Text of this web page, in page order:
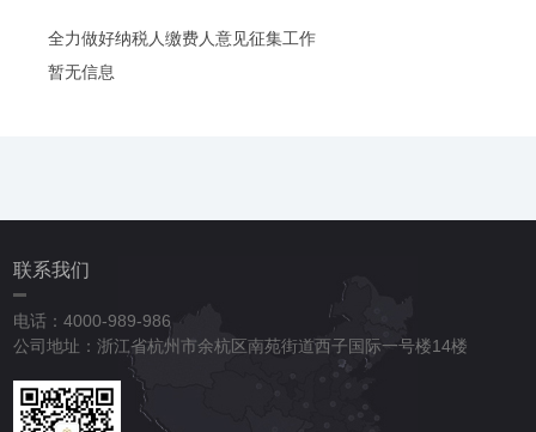
全力做好纳税人缴费人意见征集工作
暂无信息
联系我们
电话：4000-989-986
公司地址：浙江省杭州市余杭区南苑街道西子国际一号楼14楼